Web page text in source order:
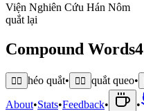
Viện Nghiên Cứu Hán Nôm
quắt lại
Compound Words4
𤉗𢯔 héo quắt• 𢯔𨙍 quắt queo•
About•Stats•Feedback•
•